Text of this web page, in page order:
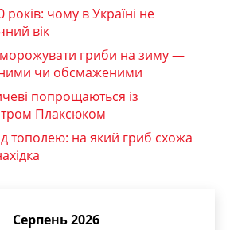
років: чому в Україні не
вік
гриби на зиму —
чи обсмаженими
попрощаються із
Плаксюком
тополею: на який гриб схожа
Серпень 2026